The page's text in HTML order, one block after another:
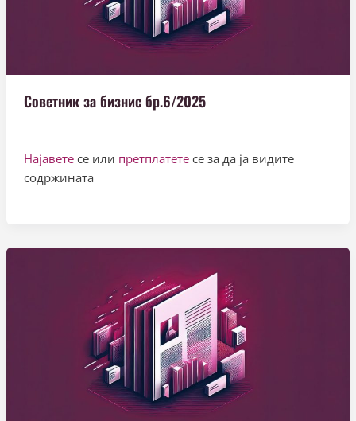
Советник за бизнис бр.6/2025
Најавете се или претплатетесе за да ја видите
содржината